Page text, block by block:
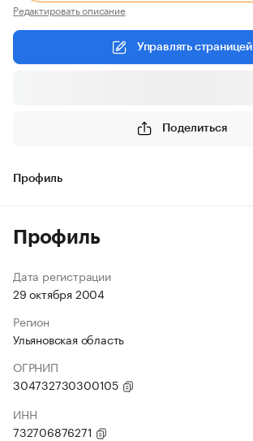
Редактировать описание
Управлять страницей
Поделиться
Профиль
Профиль
Дата регистрации
29 октября 2004
Регион
Ульяновская область
ОГРНИП
304732730300105
ИНН
732706876271